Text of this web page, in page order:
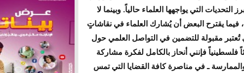
التي يواجهها العلماء حالياً. وبينما لا
فيما يقترح البعض أن يُشارك العلماء في نقاشاتٍ
تُعتبر مقبولة للتضمين في التواصل العلمي حول
فلسطينياً فإنني أنحاز بالكامل لفكرة مشاركة
والممارسة ـ في مناصرة كافة القضايا التي تمس